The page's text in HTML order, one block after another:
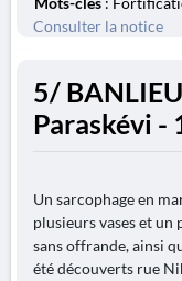
Consulter la notice
5/
Paraskévi -
Un sarcophage en
plusieurs vases et
sans offrande, ainsi
été découverts rue